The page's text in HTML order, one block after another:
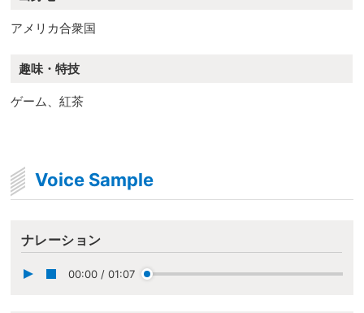
アメリカ合衆国
趣味・特技
ゲーム、紅茶
Voice Sample
ナレーション
00:00 / 01:07